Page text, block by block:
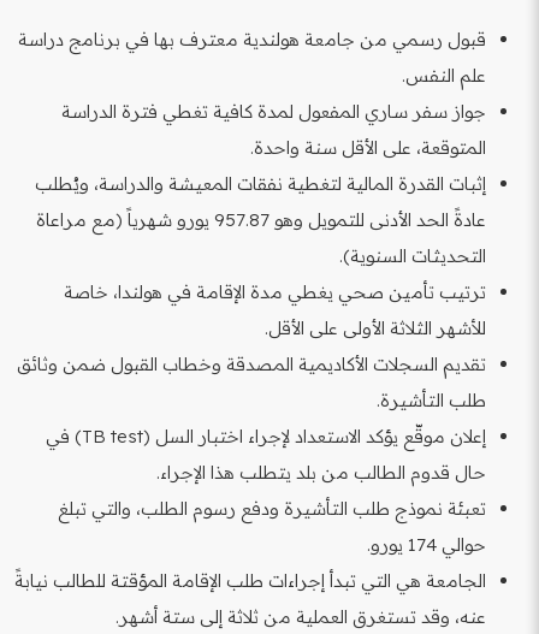
قبول رسمي من جامعة هولندية معترف بها في برنامج دراسة
علم النفس.
جواز سفر ساري المفعول لمدة كافية تغطي فترة الدراسة
المتوقعة، على الأقل سنة واحدة.
إثبات القدرة المالية لتغطية نفقات المعيشة والدراسة، ويُطلب
عادةً الحد الأدنى للتمويل وهو 957.87 يورو شهرياً (مع مراعاة
التحديثات السنوية).
ترتيب تأمين صحي يغطي مدة الإقامة في هولندا، خاصة
للأشهر الثلاثة الأولى على الأقل.
تقديم السجلات الأكاديمية المصدقة وخطاب القبول ضمن وثائق
طلب التأشيرة.
إعلان موقّع يؤكد الاستعداد لإجراء اختبار السل (TB test) في
حال قدوم الطالب من بلد يتطلب هذا الإجراء.
تعبئة نموذج طلب التأشيرة ودفع رسوم الطلب، والتي تبلغ
حوالي 174 يورو.
الجامعة هي التي تبدأ إجراءات طلب الإقامة المؤقتة للطالب نيابةً
عنه، وقد تستغرق العملية من ثلاثة إلى ستة أشهر.